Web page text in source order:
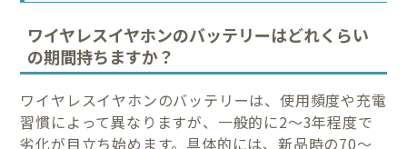
ワイヤレスイヤホンのバッテリーはどれくらい
の期間持ちますか？
ワイヤレスイヤホンのバッテリーは、使用頻度や充電
習慣によって異なりますが、一般的に2〜3年程度で
劣化が目立ち始めます。具体的には、新品時の70〜